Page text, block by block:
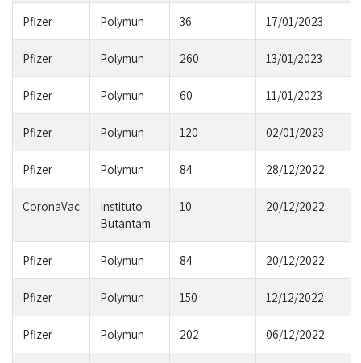
Pfizer Polymun 36 17/01/2023
Pfizer Polymun 260 13/01/2023
Pfizer Polymun 60 11/01/2023
Pfizer Polymun 120 02/01/2023
Pfizer Polymun 84 28/12/2022
CoronaVac
Instituto
Butantam
10 20/12/2022
Pfizer Polymun 84 20/12/2022
Pfizer Polymun 150 12/12/2022
Pfizer Polymun 202 06/12/2022